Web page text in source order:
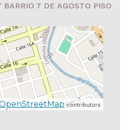
7 DE AGOSTO PISO
contributors